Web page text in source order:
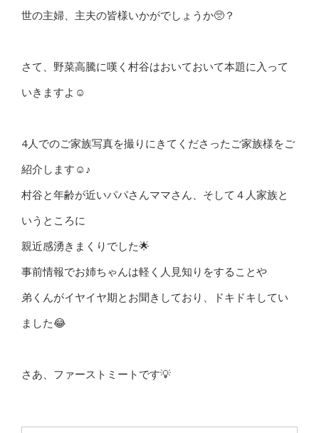
世の主婦、主夫の皆様いかがでしょうか🥺？
さて、野菜高騰に嘆く村谷はおいておいて本題に入って
いきますよ☺
4人でのご家族写真を撮りにきてくださったご家族様をご
紹介します☺♪
村谷と年齢が近いパパさんママさん、そして４人家族と
いうところに
親近感湧きまくりでした🌟
事前情報でお姉ちゃんは軽く人見知りをすることや
弟くんがイヤイヤ期とお聞きしており、ドキドキしてい
ました😂
さあ、ファーストミートです💡